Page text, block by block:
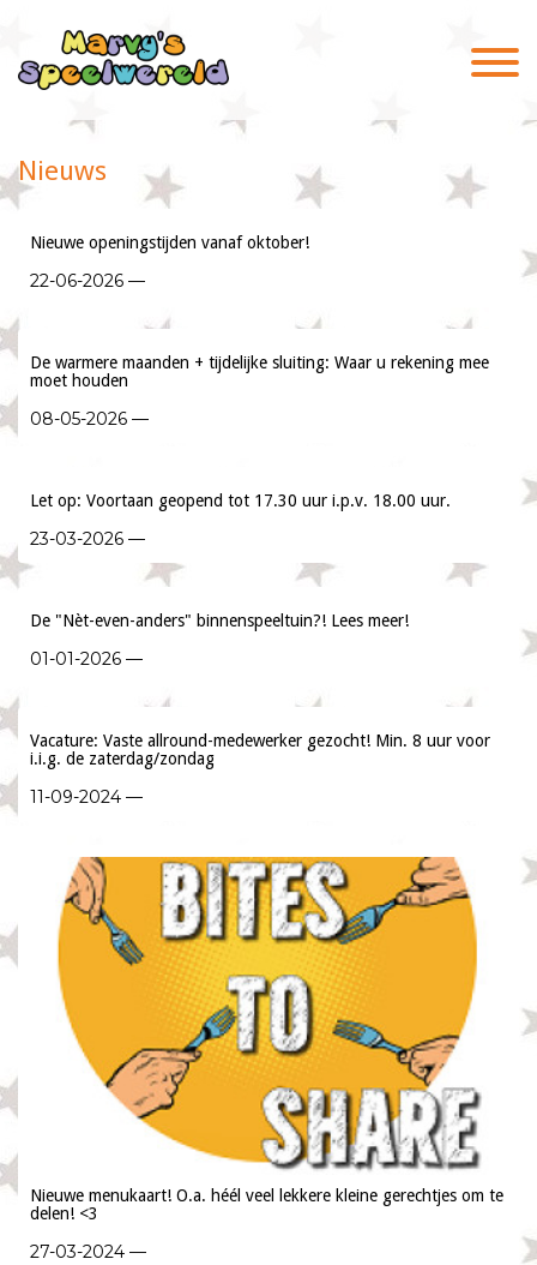
Nieuws
Nieuwe openingstijden vanaf oktober!
22-06-2026 —
De warmere maanden + tijdelijke sluiting: Waar u rekening mee
moet houden
08-05-2026 —
Let op: Voortaan geopend tot 17.30 uur i.p.v. 18.00 uur.
23-03-2026 —
De "Nèt-even-anders" binnenspeeltuin?! Lees meer!
01-01-2026 —
Vacature: Vaste allround-medewerker gezocht! Min. 8 uur voor
i.i.g. de zaterdag/zondag
11-09-2024 —
Nieuwe menukaart! O.a. héél veel lekkere kleine gerechtjes om te
delen! <3
27-03-2024 —